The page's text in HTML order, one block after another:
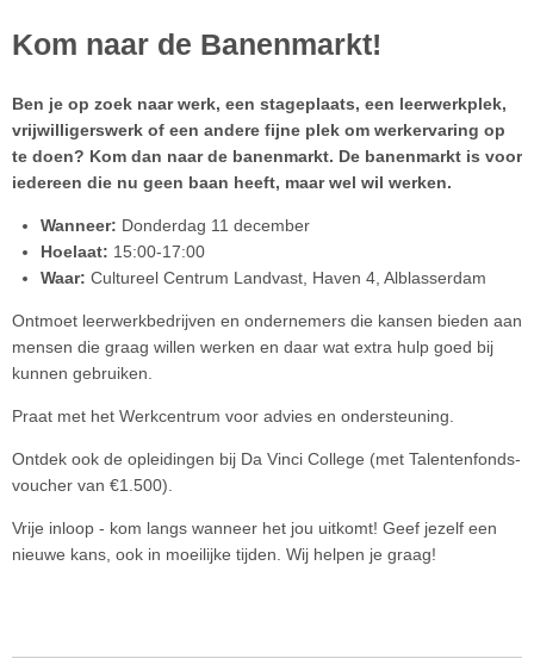
Kom naar de Banenmarkt!
Ben je op zoek naar werk, een stageplaats, een leerwerkplek,
vrijwilligerswerk of een andere fijne plek om werkervaring op
te doen? Kom dan naar de banenmarkt. De banenmarkt is voor
iedereen die nu geen baan heeft, maar wel wil werken.
Wanneer: Donderdag 11 december
Hoelaat: 15:00-17:00
Waar: Cultureel Centrum Landvast, Haven 4, Alblasserdam
Ontmoet leerwerkbedrijven en ondernemers die kansen bieden aan
mensen die graag willen werken en daar wat extra hulp goed bij
kunnen gebruiken.
Praat met het Werkcentrum voor advies en ondersteuning.
Ontdek ook de opleidingen bij Da Vinci College (met Talentenfonds-
voucher van €1.500).
Vrije inloop - kom langs wanneer het jou uitkomt! Geef jezelf een
nieuwe kans, ook in moeilijke tijden. Wij helpen je graag!